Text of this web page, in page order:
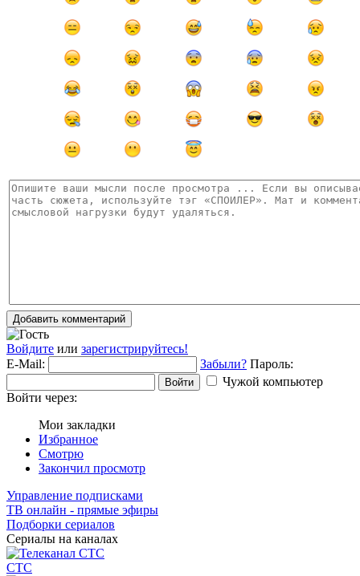
Добавить комментарий
Войдите или зарегистрируйтесь!
E-Mail:
Забыли? Пароль:
Войти
Чужой компьютер
Войти через:
Мои закладки
Избранное
Смотрю
Закончил просмотр
Управление подписками
ТВ онлайн - прямые эфиры
Подборки сериалов
Сериалы на каналах
СТС